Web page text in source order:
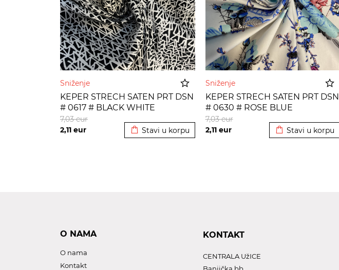
Sniženje
KEPER STRECH SATEN PRT DSN
# 0617 # BLACK WHITE
2,11 eur
7,03eur
Stavi u korpu
Sniženje
KEPER STRECH SATEN PRT DSN
# 0630 # ROSE BLUE
2,11 eur
7,03eur
Stavi u korpu
O NAMA
O nama
Kontakt
KONTAKT
CENTRALA UžICE